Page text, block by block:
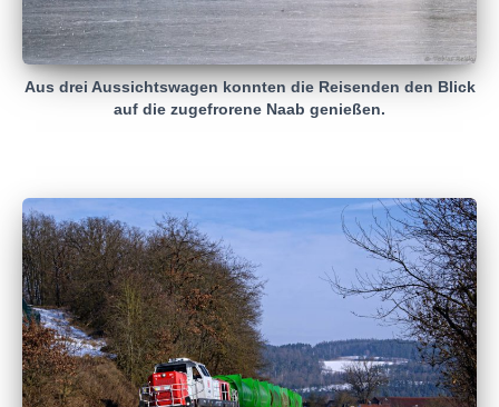
Aus drei Aussichtswagen konnten die Reisenden den Blick
auf die zugefrorene Naab genießen.